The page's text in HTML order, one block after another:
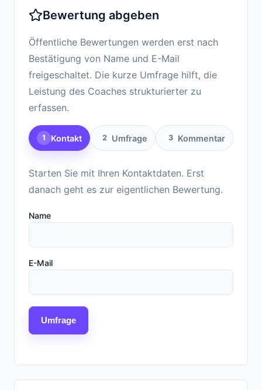
Bewertung abgeben
Öffentliche Bewertungen werden erst nach
Bestätigung von Name und E-Mail
freigeschaltet. Die kurze Umfrage hilft, die
Leistung des Coaches strukturierter zu
erfassen.
1 Kontakt 2 Umfrage 3 Kommentar
Starten Sie mit Ihren Kontaktdaten. Erst
danach geht es zur eigentlichen Bewertung.
Name
E-Mail
Umfrage